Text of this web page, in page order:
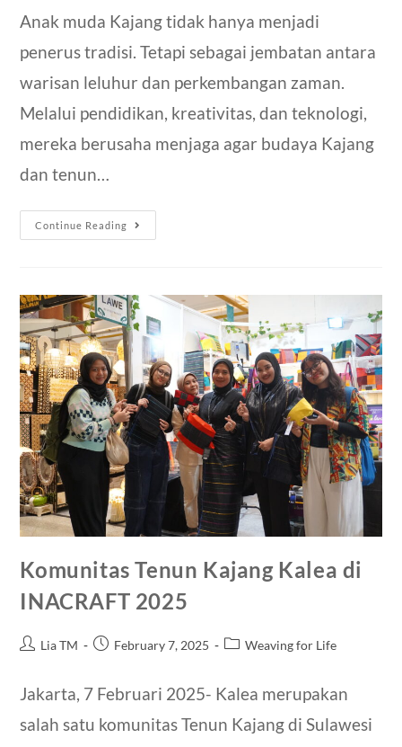
Anak muda Kajang tidak hanya menjadi
penerus tradisi. Tetapi sebagai jembatan antara
warisan leluhur dan perkembangan zaman.
Melalui pendidikan, kreativitas, dan teknologi,
mereka berusaha menjaga agar budaya Kajang
dan tenun…
Continue Reading
Komunitas Tenun Kajang Kalea di
INACRAFT 2025
Lia TM February 7, 2025 Weaving for Life
Jakarta, 7 Februari 2025- Kalea merupakan
salah satu komunitas Tenun Kajang di Sulawesi